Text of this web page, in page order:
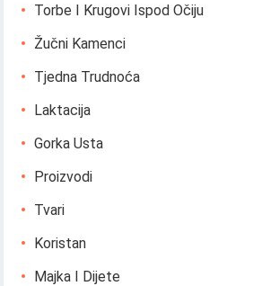
Torbe I Krugovi Ispod Očiju
Žučni Kamenci
Tjedna Trudnoća
Laktacija
Gorka Usta
Proizvodi
Tvari
Koristan
Majka I Dijete